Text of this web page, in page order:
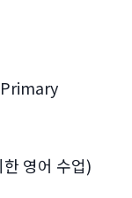
영어 수업)